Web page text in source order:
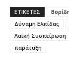
ΕΤΙΚΕΤΕΣ
Δύναμη Ελπίδας
Λαϊκή Συσπείρωση
παράταξη